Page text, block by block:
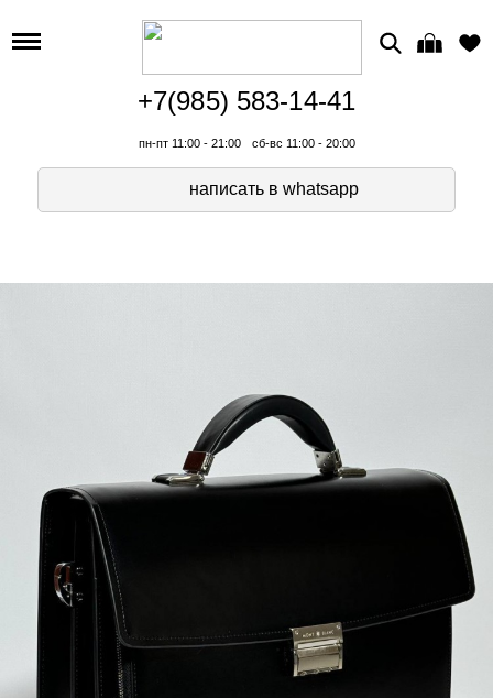
+7(985) 583-14-41
пн-пт 11:00 - 21:00 сб-вс 11:00 - 20:00
написать в whatsapp